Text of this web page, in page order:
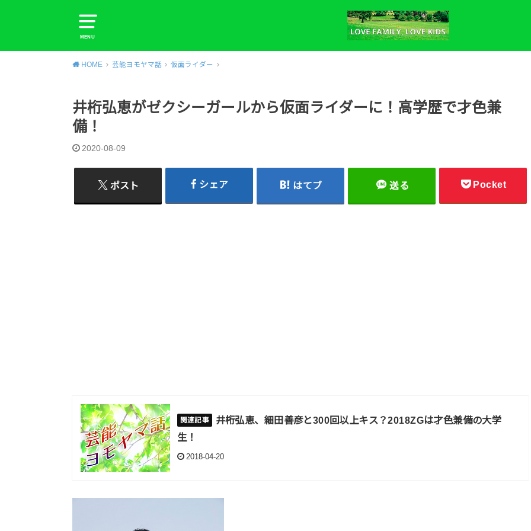
MENU
HOME 芸能ヨモヤマ話 仮面ライダー
井桁弘恵がゼクシーガールから仮面ライダーに！高学歴で才色兼
備！
2020-08-09
ポスト シェア はてブ 送る Pocket
井桁弘恵、細田善彦と300回以上キス？2018ZGは才色兼備の大学
生！
2018-04-20